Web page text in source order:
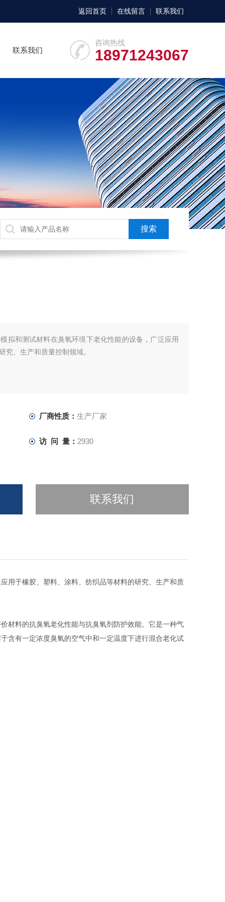
返回首页 在线留言 联系我们
咨询热线
18971243067
联系我们
拟和测试材料在臭氧环境下老化性能的设备，广泛应用
究、生产和质量控制领域。
厂商性质： 生产厂家
访 问 量： 2930
联系我们
用于橡胶、塑料、涂料、纺织品等材料的研究、生产和质
材料的抗臭氧老化性能与抗臭氧剂防护效能。它是一种气
含有一定浓度臭氧的空气中和一定温度下进行混合老化试